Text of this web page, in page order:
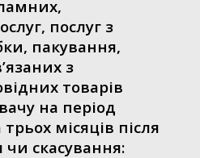
послуг з
пакування,
з
товарів
на період
місяців після
скасування: